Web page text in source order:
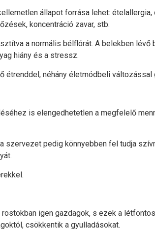
állapot forrása lehet: ételallergia,
koncentráció zavar, stb.
a normális bélflórát. A belekben lévő
hiány és a stressz.
néhány életmódbeli változással
is elengedhetetlen a megfelelő
pedig könnyebben fel tudja
igen gazdagok, s ezek a
csökkentik a gyulladásokat.